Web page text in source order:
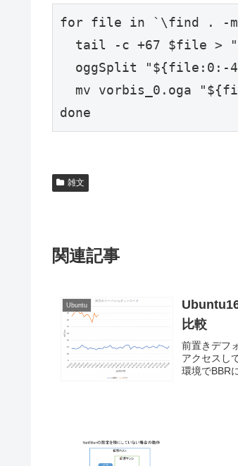
for file in `\find . -
tail -c +67 $file >
oggSplit "${file:0:-
mv vorbis_0.oga
雑文
関連記事
Ubuntu
比較
前置きデフ
アクセスし
環境でBBR